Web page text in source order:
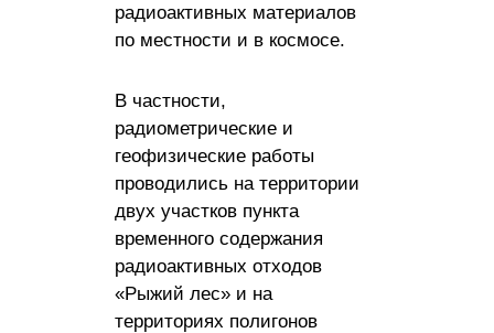
радиоактивных материалов
по местности и в космосе.
В частности,
радиометрические и
геофизические работы
проводились на территории
двух участков пункта
временного содержания
радиоактивных отходов
«Рыжий лес» и на
территориях полигонов